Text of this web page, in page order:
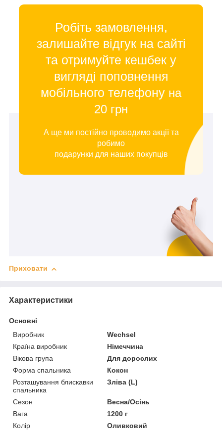
Робіть замовлення,
залишайте відгук на сайті
та отримуйте кешбек у
вигляді поповнення
мобільного телефону на
20 грн
А ще ми постійно проводимо акції та
робимо
подарунки для наших покупців
Приховати
Характеристики
Основні
Виробник
Wechsel
Країна виробник
Німеччина
Вікова група
Для дорослих
Форма спальника
Кокон
Розташування блискавки
спальника
Зліва (L)
Сезон
Весна/Осінь
Вага
1200 г
Колір
Оливковий